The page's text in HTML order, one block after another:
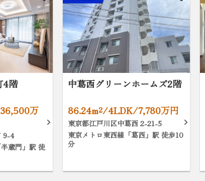
4階
万
9-4
蔵門」駅 徒
中葛西グリーンホームズ2階
86.24m²/4LDK/7,780万円
東京都江戸川区中葛西 2-21-5
東京メトロ東西線「葛西」駅 徒歩10
分